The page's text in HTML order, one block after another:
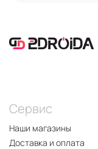
Сервис
Наши магазины
Доставка и оплата